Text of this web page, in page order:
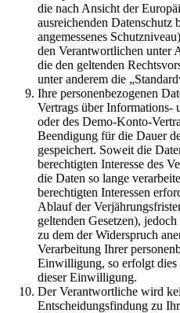
die nach Ansicht der
ausreichenden Datenschutz
angemessenes
den Verantwortlichen unter
die den geltenden
unter anderem die
Ihre personenbezogenen
Vertrags über Informations-
oder des Demo-Konto-
Beendigung für die Dauer
gespeichert. Soweit die
berechtigten Interesse des
die Daten so lange
berechtigten Interessen
Ablauf der
geltenden Gesetzen),
zu dem der Widerspruch
Verarbeitung Ihrer
Einwilligung, so erfolgt
dieser Einwilligung.
Der Verantwortliche wird
Entscheidungsfindung zu